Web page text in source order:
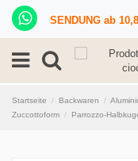
SENDUNG ab
Startseite Backwaren
Zuccottoform
Parrozzo-